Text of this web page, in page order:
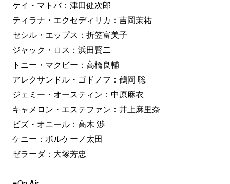
ケイ・マトバ：津田健次郎
ティラナ・エクセディリカ：吉岡茉祐
セシル・エップス：折笠富美子
ジャック・ロス：浜田賢二
トニー・マクビー：高橋良輔
アレクサンドル・ゴドノフ：鶴岡 聡
ジェミー・オースティン：中原麻衣
キャメロン・エステファン：井上麻里奈
ビズ・オニール：高木 渉
ケニー：ボルケーノ太田
ゼラーダ：大塚芳忠